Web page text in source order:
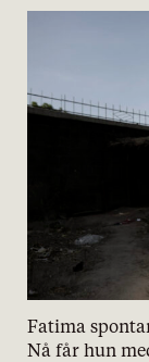
Fatima
Nå får hun